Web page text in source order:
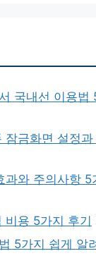
국내선 이용법
잠금화면 설정
과와 주의사항 5
비용 5가지 후기
5가지 쉽게 알